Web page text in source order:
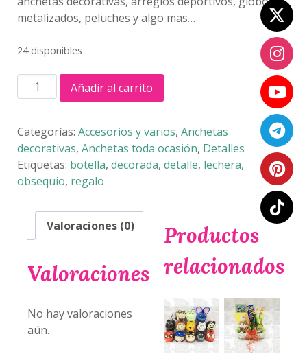
metalizados, peluches y algo mas…
24 disponibles
BOTELLA
LECHERA
cantidad
Añadir al carrito
Categorías: Accesorios y varios, Anchetas
decorativas, Anchetas toda ocasión, Detalles
Etiquetas: botella, decorada, detalle, lechera,
obsequio, regalo
Valoraciones (0)
Valoraciones
No hay valoraciones
aún.
Productos
relacionados